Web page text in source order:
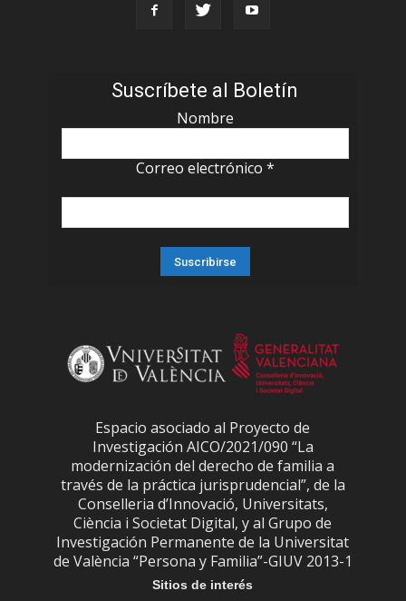
Suscríbete al Boletín
Nombre
Correo electrónico *
Espacio asociado al Proyecto de
Investigación AICO/2021/090 “La
modernización del derecho de familia a
través de la práctica jurisprudencial”, de la
Conselleria d’Innovació, Universitats,
Ciència i Societat Digital, y al Grupo de
Investigación Permanente de la Universitat
de València “Persona y Familia”-GIUV 2013-1
Sitios de interés